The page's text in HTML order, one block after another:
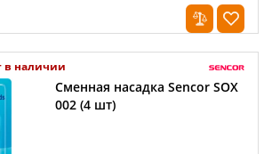
в наличии
Сменная насадка Sencor SOX
002 (4 шт)